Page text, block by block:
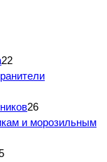
22
26
и морозильным